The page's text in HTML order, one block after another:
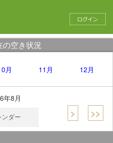
空き状況
月 11月 12月
年8月
ンダー > >>